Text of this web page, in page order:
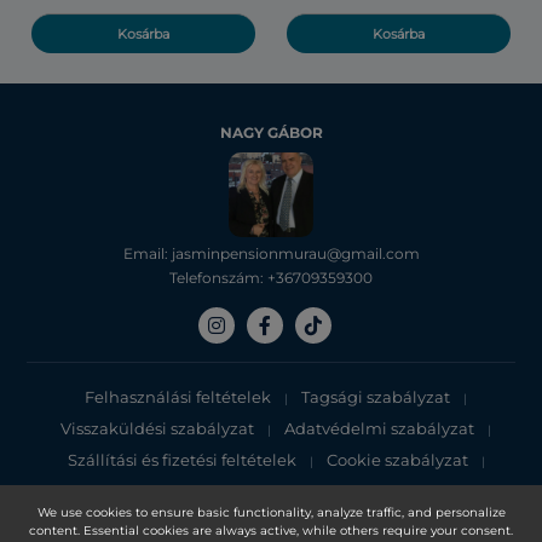
We use cookies to ensure basic functionality, analyze traffic, and personalize
content. Essential cookies are always active, while others require your consent.
Kosárba Kosárba
NAGY GÁBOR
Email: jasminpensionmurau@gmail.com
Telefonszám: +36709359300
Felhasználási feltételek | Tagsági szabályzat |
Visszaküldési szabályzat | Adatvédelmi szabályzat |
Szállítási és fizetési feltételek | Cookie szabályzat |
Adatvédelmi tájékoztató